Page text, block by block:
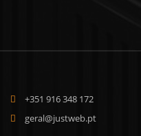
+351 916 348 172
geral@justweb.pt